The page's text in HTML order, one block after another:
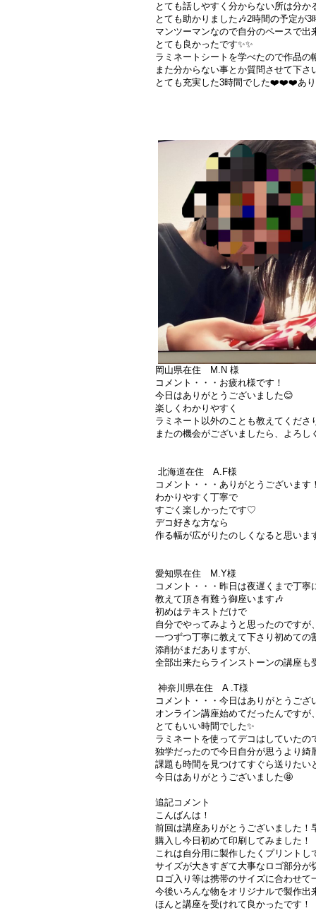
とても話しやすく分からない所は分
とても助かりました🎶2時間の予定が
マンツーマンなので自分のペースで
とても良かったです✨✨
ラミネートシートを学べたので作品の
また分からない事とか質問させて下さ
とても充実した3時間でした❤️❤️❤️あり
岡山県在住 M.N 様
コメント・・・お疲れ様です！
今日はありがとうございました😊
楽しくわかりやすく
ラミネート以外のことも教えてくださ
またの機会がございましたら、よろし
北海道在住 A.F様
コメント・・・ありがとうございます
わかりやすく丁寧で
すごく楽しかったです♡
デコ好きな方なら
作る幅が広がりたのしくなると思いま
愛知県在住 M.Y様
コメント・・・昨日は夜遅くまで丁寧
教えて頂き有難う御座います🎶
初めはテキストだけで
自分でやってみようと思ったのですが
一つずつ丁寧に教えて下さり初めて
添削がまだありますが、
全部出来たらラインストーンの講座も
神奈川県在住 A .T様
コメント・・・今日はありがとうござ
オンライン講座始めてだったんですが
とてもいい時間でした✨
ラミネートを使ってデコはしていたの
独学だったので今日自分が思うより綺
課題も時間を見つけてすぐら送りたい
今日はありがとうございました🤩
追記コメント
こんばんは！
前回は講座ありがとうございました！
購入し今日初めて印刷してみました！
これは自分用に製作したくプリントし
サイズが大きすぎて大事なロゴ部分が
ロゴ入り等は携帯のサイズに合わせ
今後いろんな物をオリジナルで製作出
ほんと講座を受けれて良かったです！